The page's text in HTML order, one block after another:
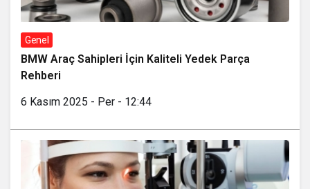
Genel
BMW Araç Sahipleri İçin Kaliteli Yedek Parça
Rehberi
6 Kasım 2025 - Per - 12:44